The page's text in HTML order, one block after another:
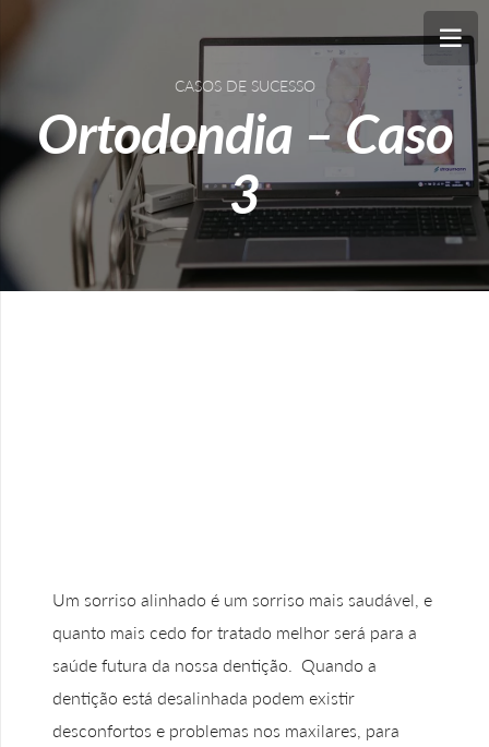
CASOS DE SUCESSO
Ortodondia – Caso
3
Um sorriso alinhado é um sorriso mais saudável, e
quanto mais cedo for tratado melhor será para a
saúde futura da nossa dentição. Quando a
dentição está desalinhada podem existir
desconfortos e problemas nos maxilares, para